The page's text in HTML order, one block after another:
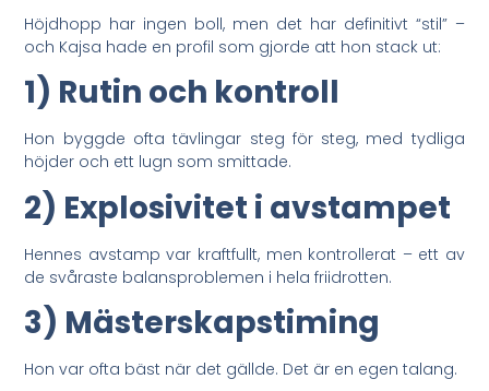
Höjdhopp har ingen boll, men det har definitivt “stil” –
och Kajsa hade en profil som gjorde att hon stack ut:
1) Rutin och kontroll
Hon byggde ofta tävlingar steg för steg, med tydliga
höjder och ett lugn som smittade.
2) Explosivitet i avstampet
Hennes avstamp var kraftfullt, men kontrollerat – ett av
de svåraste balansproblemen i hela friidrotten.
3) Mästerskapstiming
Hon var ofta bäst när det gällde. Det är en egen talang.